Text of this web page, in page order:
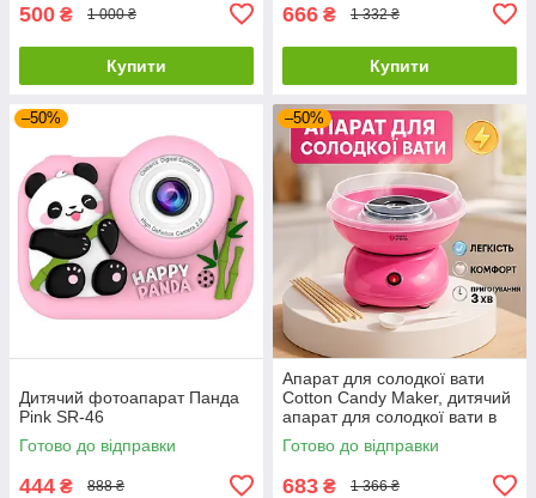
500 ₴ 1 000 ₴
Купити
666 ₴ 1 332 ₴
Купити
–50%
Дитячий фотоапарат Панда
Pink SR-46
Готово до відправки
444 ₴ 888 ₴
–50%
Апарат для солодкої вати
Cotton Candy Maker, дитячий
апарат для солодкої вати в
домашніх умовах LH-56
Готово до відправки
683 ₴ 1 366 ₴